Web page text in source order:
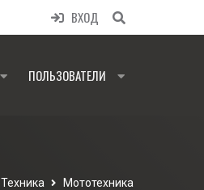
ВХОД
ПОЛЬЗОВАТЕЛИ
Техника Мототехника